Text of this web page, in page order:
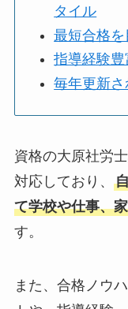
タイル
最短合格
指導経験
毎年更新
資格の大原社労
対応しており、
て学校や仕事、
す。
また、合格ノウ